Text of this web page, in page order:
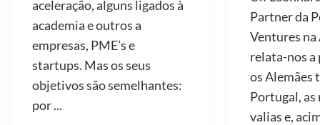
aceleração, alguns ligados à
academia e outros a
empresas, PME’s e
startups. Mas os seus
objetivos são semelhantes:
por ...
Partner da
Ventures na
relata-nos a
os Alemães
Portugal, as
valias e,